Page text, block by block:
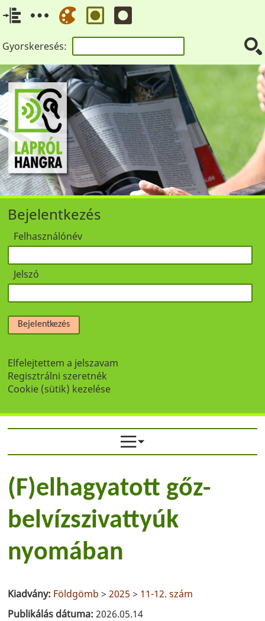
Gyorskeresés:
Bejelentkezés
Felhasználónév
Jelszó
Bejelentkezés
Elfelejtettem a jelszavam
Regisztrálni szeretnék
Cookie (sütik) kezelése
(F)elhagyatott gőz-
belvízszivattyúk
nyomában
Kiadvány: Földgömb >2025 > 11-12. szám
Publikálás dátuma:2026.05.14